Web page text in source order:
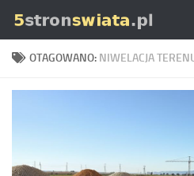
Skip to content
OTAGOWANO: NIWELACJA